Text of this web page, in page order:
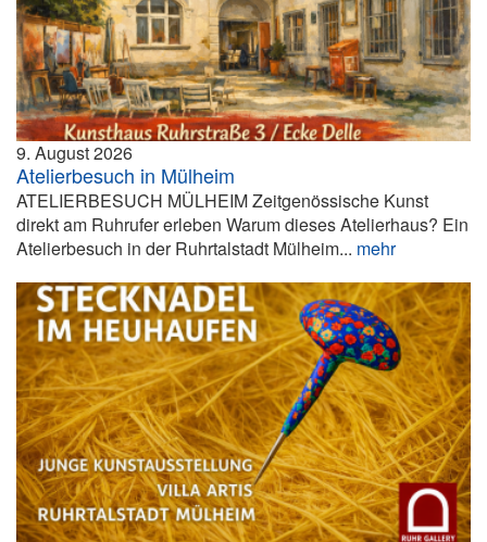
9. August 2026
Atelierbesuch in Mülheim
ATELIERBESUCH MÜLHEIM Zeitgenössische Kunst
direkt am Ruhrufer erleben Warum dieses Atelierhaus? Ein
Atelierbesuch in der Ruhrtalstadt Mülheim... mehr